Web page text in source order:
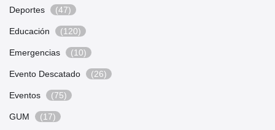
Deportes (47)
Educación (120)
Emergencias (10)
Evento Descatado (26)
Eventos (75)
GUM (17)